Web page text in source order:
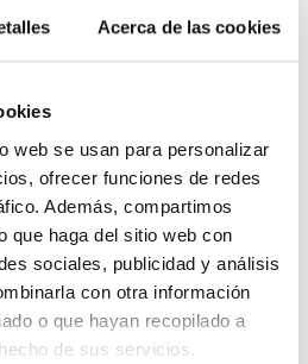
Acerca de las cookies
web se usan para personalizar
ofrecer funciones de redes
Además, compartimos
que haga del sitio web con
sociales, publicidad y análisis
con otra información
o que hayan recopilado a
de sus servicios.
de las partidas